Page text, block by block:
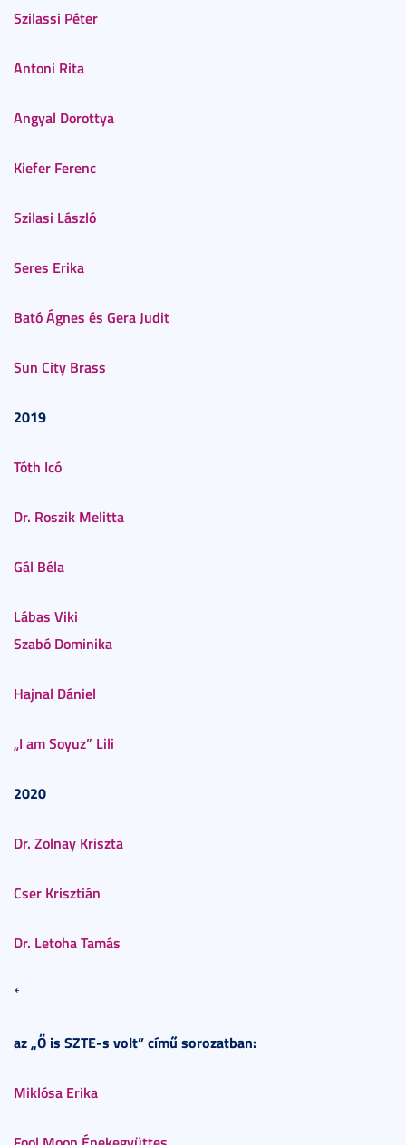
Szilassi Péter
Antoni Rita
Angyal Dorottya
Kiefer Ferenc
Szilasi László
Seres Erika
Bató Ágnes és Gera Judit
Sun City Brass
2019
Tóth Icó
Dr. Roszik Melitta
Gál Béla
Lábas Viki
Szabó Dominika
Hajnal Dániel
„I am Soyuz” Lili
2020
Dr. Zolnay Kriszta
Cser Krisztián
Dr. Letoha Tamás
*
az „Ő is SZTE-s volt” című sorozatban:
Miklósa Erika